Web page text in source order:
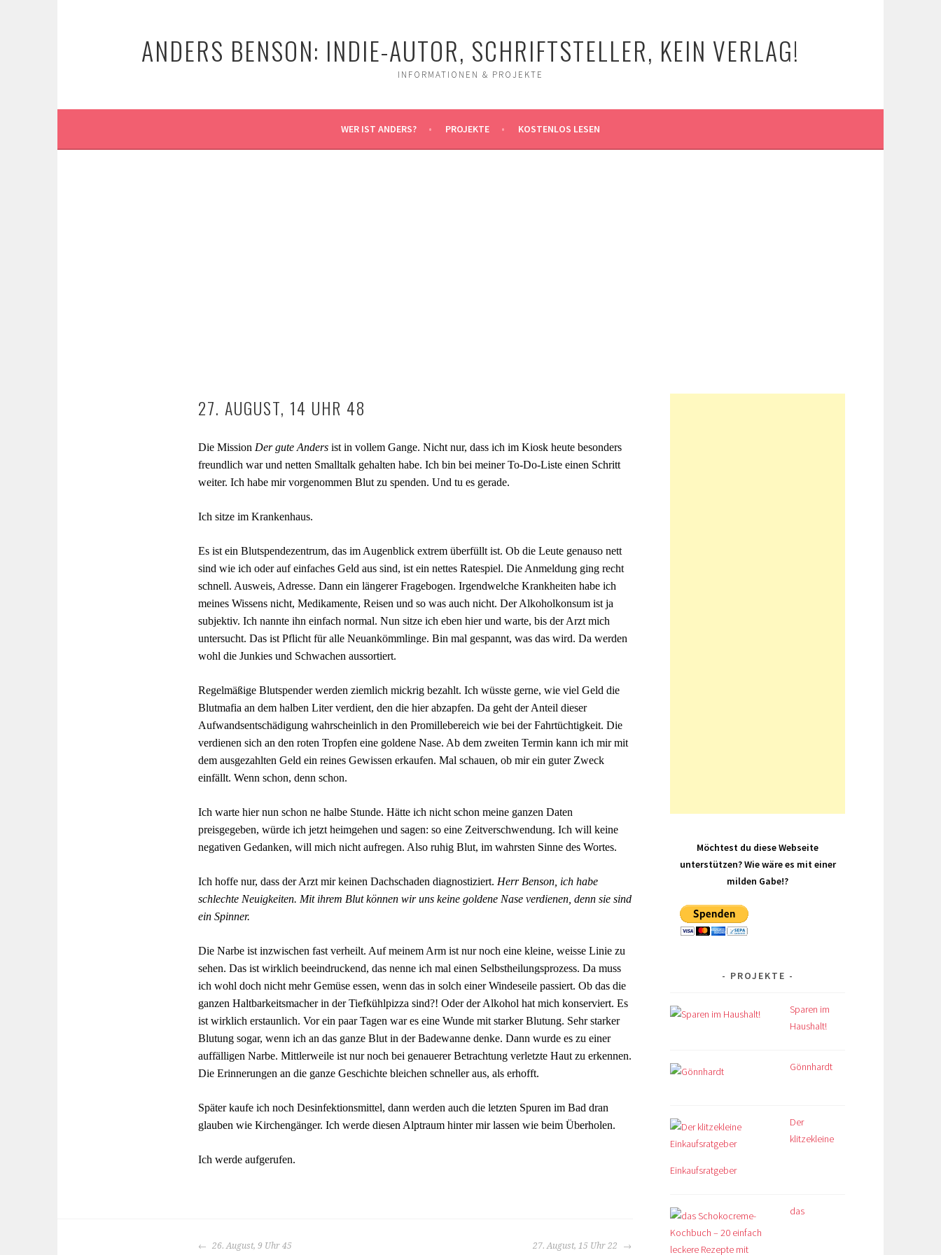
ANDERS BENSON: INDIE-AUTOR, SCHRIFTSTELLER, KEIN VERLAG!
INFORMATIONEN & PROJEKTE
WER IST ANDERS? PROJEKTE KOSTENLOS LESEN
27. AUGUST, 14 UHR 48
Die Mission Der gute Anders ist in vollem Gange. Nicht nur, dass ich im Kiosk heute besonders
freundlich war und netten Smalltalk gehalten habe. Ich bin bei meiner To-Do-Liste einen Schritt
weiter. Ich habe mir vorgenommen Blut zu spenden. Und tu es gerade.
Ich sitze im Krankenhaus.
Es ist ein Blutspendezentrum, das im Augenblick extrem überfüllt ist. Ob die Leute genauso nett
sind wie ich oder auf einfaches Geld aus sind, ist ein nettes Ratespiel. Die Anmeldung ging recht
schnell. Ausweis, Adresse. Dann ein längerer Fragebogen. Irgendwelche Krankheiten habe ich
meines Wissens nicht, Medikamente, Reisen und so was auch nicht. Der Alkoholkonsum ist ja
subjektiv. Ich nannte ihn einfach normal. Nun sitze ich eben hier und warte, bis der Arzt mich
untersucht. Das ist Pflicht für alle Neuankömmlinge. Bin mal gespannt, was das wird. Da werden
wohl die Junkies und Schwachen aussortiert.
Regelmäßige Blutspender werden ziemlich mickrig bezahlt. Ich wüsste gerne, wie viel Geld die
Blutmafia an dem halben Liter verdient, den die hier abzapfen. Da geht der Anteil dieser
Aufwandsentschädigung wahrscheinlich in den Promillebereich wie bei der Fahrtüchtigkeit. Die
verdienen sich an den roten Tropfen eine goldene Nase. Ab dem zweiten Termin kann ich mir mit
dem ausgezahlten Geld ein reines Gewissen erkaufen. Mal schauen, ob mir ein guter Zweck
einfällt. Wenn schon, denn schon.
Ich warte hier nun schon ne halbe Stunde. Hätte ich nicht schon meine ganzen Daten
preisgegeben, würde ich jetzt heimgehen und sagen: so eine Zeitverschwendung. Ich will keine
negativen Gedanken, will mich nicht aufregen. Also ruhig Blut, im wahrsten Sinne des Wortes.
Ich hoffe nur, dass der Arzt mir keinen Dachschaden diagnostiziert. Herr Benson, ich habe
schlechte Neuigkeiten. Mit ihrem Blut können wir uns keine goldene Nase verdienen, denn sie sind
ein Spinner.
Die Narbe ist inzwischen fast verheilt. Auf meinem Arm ist nur noch eine kleine, weisse Linie zu
sehen. Das ist wirklich beeindruckend, das nenne ich mal einen Selbstheilungsprozess. Da muss
ich wohl doch nicht mehr Gemüse essen, wenn das in solch einer Windeseile passiert. Ob das die
ganzen Haltbarkeitsmacher in der Tiefkühlpizza sind?! Oder der Alkohol hat mich konserviert. Es
ist wirklich erstaunlich. Vor ein paar Tagen war es eine Wunde mit starker Blutung. Sehr starker
Blutung sogar, wenn ich an das ganze Blut in der Badewanne denke. Dann wurde es zu einer
auffälligen Narbe. Mittlerweile ist nur noch bei genauerer Betrachtung verletzte Haut zu erkennen.
Die Erinnerungen an die ganze Geschichte bleichen schneller aus, als erhofft.
Später kaufe ich noch Desinfektionsmittel, dann werden auch die letzten Spuren im Bad dran
glauben wie Kirchengänger. Ich werde diesen Alptraum hinter mir lassen wie beim Überholen.
Ich werde aufgerufen.
BEITRAGS-
26. August, 9 Uhr 45 27. August, 15 Uhr 22
Möchtest du diese Webseite
unterstützen? Wie wäre es mit einer
milden Gabe!?
PROJEKTE
Sparen im
Haushalt!
Gönnhardt
Der
klitzekleine
Einkaufsratgeber
das